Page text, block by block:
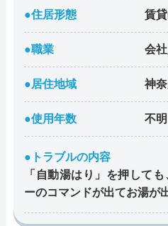
●住居形態 賃
●職業 会
●居住地域 神
●使用年数 不明
●トラブルの内容
「自動湯はり」を押して
ーのコマンドが出てお湯が